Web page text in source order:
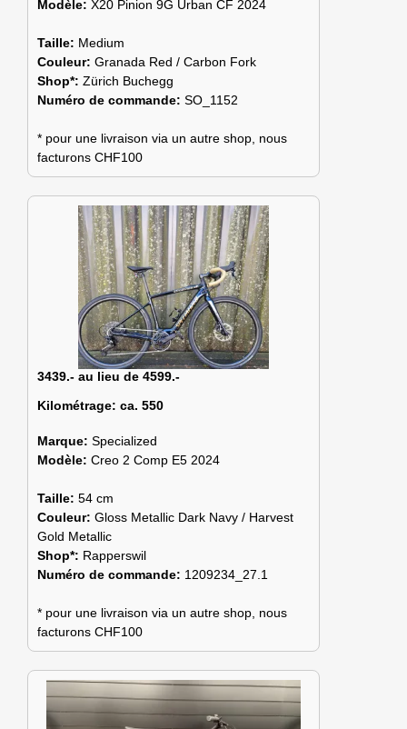
Modèle: X20 Pinion 9G Urban CF 2024
Taille: Medium
Couleur: Granada Red / Carbon Fork
Shop*: Zürich Buchegg
Numéro de commande: SO_1152
* pour une livraison via un autre shop, nous
facturons CHF100
3439.- au lieu de 4599.-
Kilométrage: ca. 550
Marque: Specialized
Modèle: Creo 2 Comp E5 2024
Taille: 54 cm
Couleur: Gloss Metallic Dark Navy / Harvest
Gold Metallic
Shop*: Rapperswil
Numéro de commande: 1209234_27.1
* pour une livraison via un autre shop, nous
facturons CHF100